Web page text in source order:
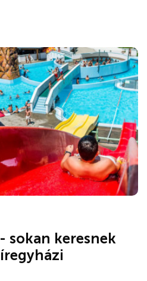
sokan keresnek